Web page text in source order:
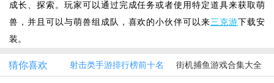
成长、探索。玩家可以通过完成任务或者使用特定道具来获取萌
兽，并且可以与萌兽组成队，喜欢的小伙伴可以来三克游下载安
装。
猜你喜欢 射击类手游排行榜前十名 街机捕鱼游戏合集大全